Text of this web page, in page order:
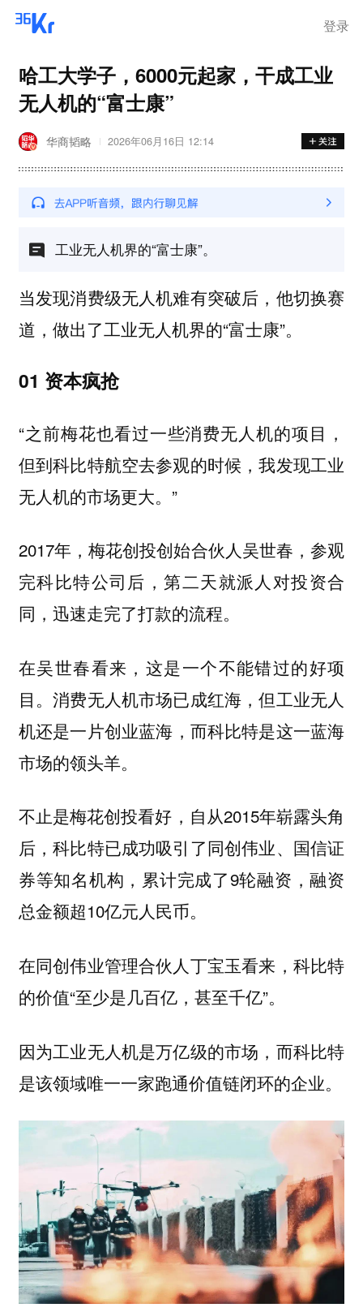
登录
哈工大学子，6000元起家，干成工业
无人机的“富士康”
华商韬略 2026年06月16日 12:14
工业无人机界的“富士康”。
当发现消费级无人机难有突破后，他切换赛
道，做出了工业无人机界的“富士康”。
01 资本疯抢
“之前梅花也看过一些消费无人机的项目，
但到科比特航空去参观的时候，我发现工业
无人机的市场更大。”
2017年，梅花创投创始合伙人吴世春，参观
完科比特公司后，第二天就派人对投资合
同，迅速走完了打款的流程。
在吴世春看来，这是一个不能错过的好项
目。消费无人机市场已成红海，但工业无人
机还是一片创业蓝海 ，而科比特是这一蓝海
市场的领头羊。
不止是梅花创投看好，自从2015年崭露头角
后，科比特已成功吸引了同创伟业、国信证
券等知名机构，累计完成了9轮融资，融资
总金额超10亿元人民币。
在同创伟业管理合伙人丁宝玉看来，科比特
的价值“至少是几百亿，甚至千亿”。
因为工业无人机是万亿级的市场，而科比特
是该领域唯一一家跑通价值链闭环的企业。